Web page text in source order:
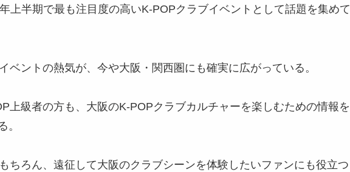
上半期で最も注目度の高いK-POPクラブイベントとして話題を集めて
ベントの熱気が、今や大阪・関西圏にも確実に広がっている。
上級者の方も、大阪のK-POPクラブカルチャーを楽しむための情報を
。
ちろん、遠征して大阪のクラブシーンを体験したいファンにも役立つ